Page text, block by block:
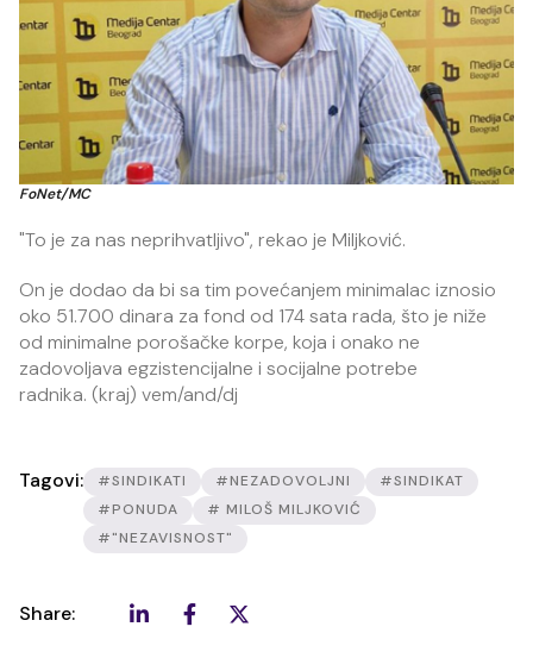
FoNet/MC
"To je za nas neprihvatljivo", rekao je Miljković.
On je dodao da bi sa tim povećanjem minimalac iznosio
oko 51.700 dinara za fond od 174 sata rada, što je niže
od minimalne porošačke korpe, koja i onako ne
zadovoljava egzistencijalne i socijalne potrebe
radnika. (kraj) vem/and/dj
Tagovi: #SINDIKATI #NEZADOVOLJNI
#SINDIKAT
#PONUDA
# MILOŠ MILJKOVIĆ
#"NEZAVISNOST"
Share: